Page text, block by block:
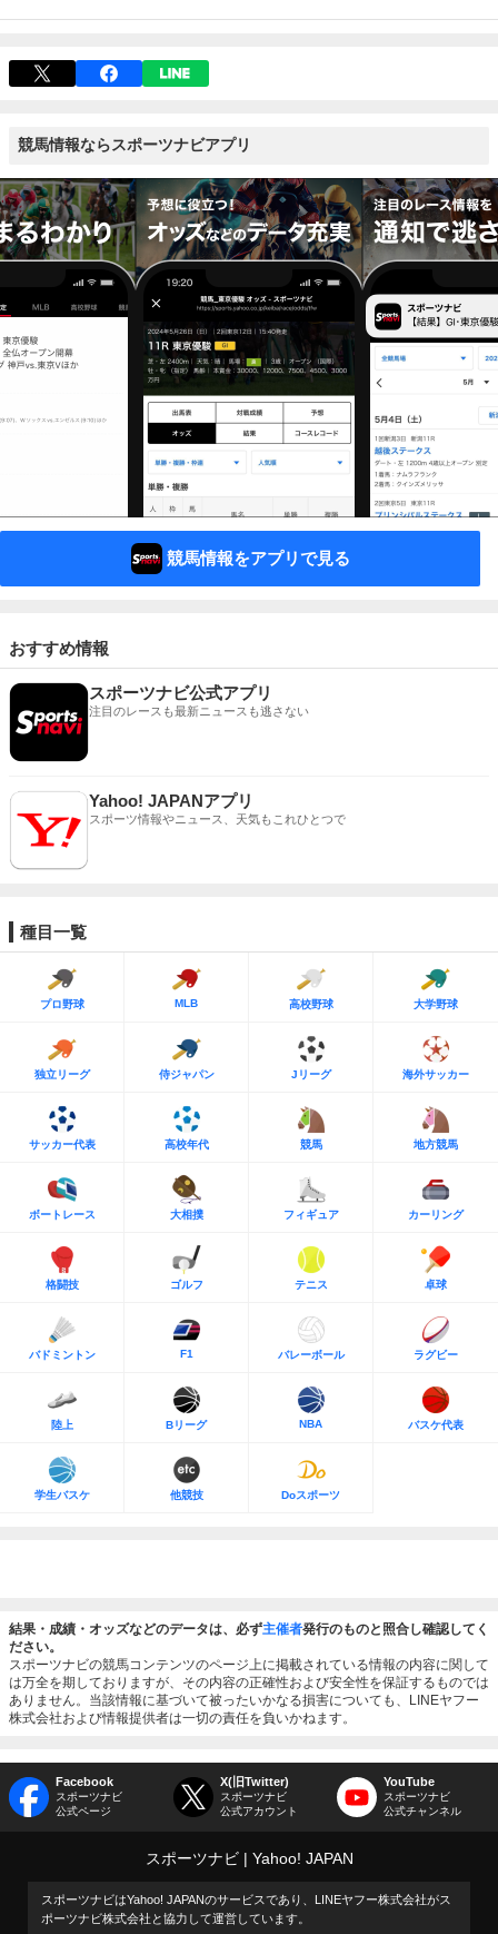
競馬情報ならスポーツナビアプリ
競馬情報をアプリで見る
おすすめ情報
スポーツナビ公式アプリ
注目のレースも最新ニュースも逃さない
Yahoo! JAPANアプリ
スポーツ情報やニュース、天気もこれひとつで
種目一覧
プロ野球 MLB 高校野球 大学野球
独立リーグ 侍ジャパン Jリーグ 海外サッカー
サッカー代表 高校年代 競馬 地方競馬
ボートレース 大相撲 フィギュア カーリング
格闘技 ゴルフ テニス 卓球
バドミントン F1 バレーボール ラグビー
陸上 Bリーグ NBA バスケ代表
学生バスケ 他競技 Doスポーツ
結果・成績・オッズなどのデータは、必ず主催者発行のものと照合し確認してく
ださい。
スポーツナビの競馬コンテンツのページ上に掲載されている情報の内容に関して
は万全を期しておりますが、その内容の正確性および安全性を保証するものでは
ありません。当該情報に基づいて被ったいかなる損害についても、LINEヤフー
株式会社および情報提供者は一切の責任を負いかねます。
Facebook
スポーツナビ
公式ページ
X(旧Twitter)
スポーツナビ
公式アカウント
YouTube
スポーツナビ
公式チャンネル
スポーツナビ Yahoo! JAPAN
スポーツナビはYahoo! JAPANのサービスであり、LINEヤフー株式会社がス
ポーツナビ株式会社と協力して運営しています。